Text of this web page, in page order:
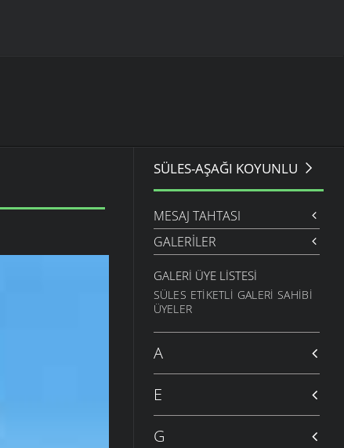
SÜLES-AŞAĞI KOYUNLU
MESAJ TAHTASI
GALERILER
GALERI ÜYE LISTESI
SÜLES ETIKETLI GALERI SAHIBI
ÜYELER
A
E
G